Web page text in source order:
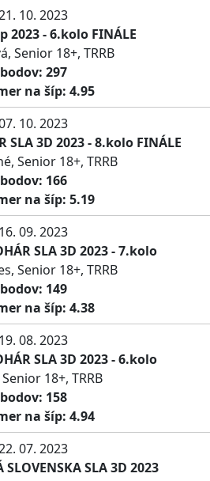
10. 2023
2023 - 6.kolo FINÁLE
Senior 18+, TRRB
bodov: 297
na šíp: 4.95
10. 2023
SLA 3D 2023 - 8.kolo FINÁLE
Senior 18+, TRRB
bodov: 166
na šíp: 5.19
16. 09. 2023
SLA 3D 2023 - 7.kolo
Senior 18+, TRRB
bodov: 149
na šíp: 4.38
19. 08. 2023
SLA 3D 2023 - 6.kolo
18+, TRRB
bodov: 158
na šíp: 4.94
07. 2023
SLOVENSKA SLA 3D 2023